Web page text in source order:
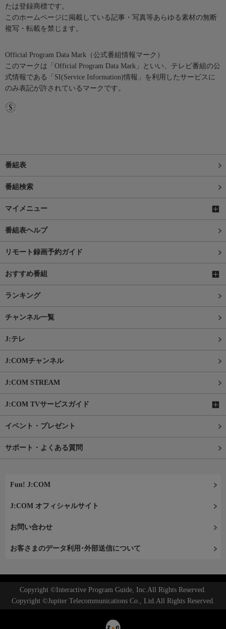
たは登録商標です。
このホームページに掲載している記事・写真等あらゆる素材の無断
複写・転載を禁じます。
Official Program Data Mark（公式番組情報マーク）
このマークは「Official Program Data Mark」といい、テレビ番組の公
式情報である「SI(Service Information)情報」を利用したサービスに
のみ表記が許されているマークです。
番組表
番組検索
マイメニュー
番組表ヘルプ
リモート録画予約ガイド
おすすめ番組
ランキング
チャンネル一覧
J:テレ
J:COMチャンネル
J:COM STREAM
J:COM TVサービスガイド
イベント・プレゼント
サポート・よくある質問
Fun! J:COM
J:COM オフィシャルサイト
お問い合わせ
お客さまのデータ利用･外部送信について
Copyright ©Interactive Program Guide, Inc.All Rights Reserved.
Copyright ©Jupiter Telecommunications Co., Ltd.All Rights Reserved.